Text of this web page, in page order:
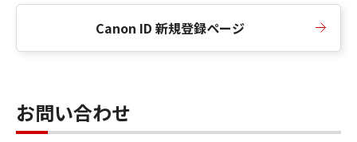
Canon ID 新規登録ページ
お問い合わせ